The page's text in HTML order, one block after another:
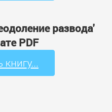
развода'
PDF
книгу...